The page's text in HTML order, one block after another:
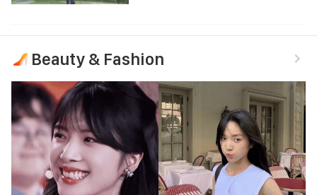
Beauty & Fashion